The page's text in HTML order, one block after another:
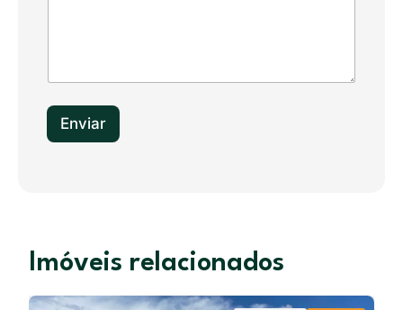
Enviar
Imóveis relacionados